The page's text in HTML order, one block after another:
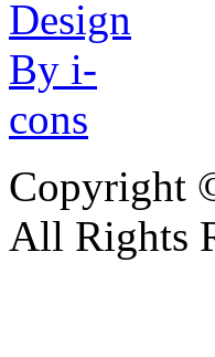
Copyright
All Rights